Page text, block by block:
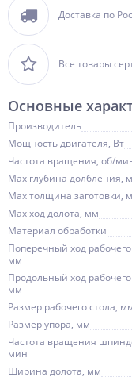
Доставка по
Все товары
Основные
Производитель
Мощность двигателя, Вт
Частота вращения, об/
Max глубина долбления,
Max толщина заготовки,
Max ход долота, мм
Материал обработки
Поперечный ход рабочего
мм
Продольный ход рабочего
мм
Размер рабочего стола,
Размер упора, мм
Частота вращения
мин
Ширина долота, мм